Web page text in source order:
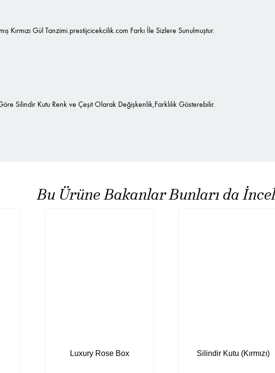
Kırmızı Gül Tanzimi.prestijcicekcilik.com Farkı İle Sizlere Sunulmuştur.
Silindir Kutu Renk ve Çeşit Olarak Değişkenlik,Farklılık Gösterebilir.
Bu Ürüne Bakanlar Bunları da
Luxury Rose Box Silindir Kutu (Kırmızı)